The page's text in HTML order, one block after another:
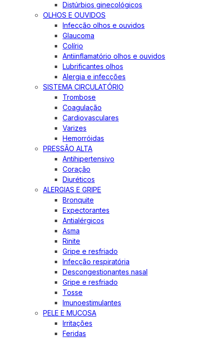
Distúrbios ginecológicos
OLHOS E OUVIDOS
Infecção olhos e ouvidos
Glaucoma
Colírio
Antiinflamatório olhos e ouvidos
Lubrificantes olhos
Alergia e infecções
SISTEMA CIRCULATÓRIO
Trombose
Coagulação
Cardiovasculares
Varizes
Hemorróidas
PRESSÃO ALTA
Antihipertensivo
Coração
Diuréticos
ALERGIAS E GRIPE
Bronquite
Expectorantes
Antialérgicos
Asma
Rinite
Gripe e resfriado
Infecção respiratória
Descongestionantes nasal
Gripe e resfriado
Tosse
Imunoestimulantes
PELE E MUCOSA
Irritações
Feridas